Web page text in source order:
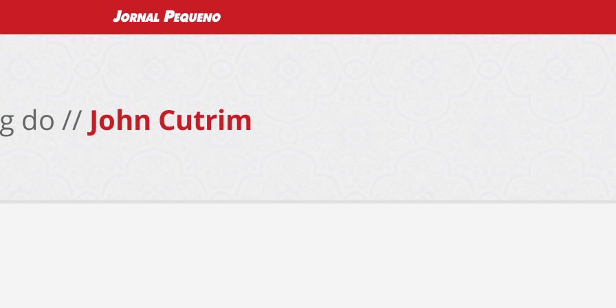
do // John Cutrim